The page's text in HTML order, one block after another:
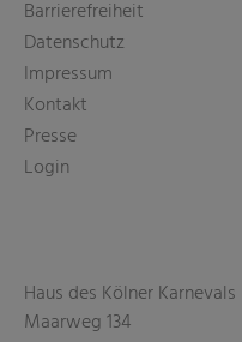
Barrierefreiheit
Datenschutz
Impressum
Kontakt
Presse
Login
Haus des Kölner Karnevals
Maarweg 134